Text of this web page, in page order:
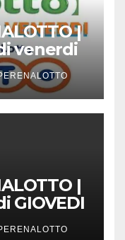
|
venerdi
|
GIOVEDI